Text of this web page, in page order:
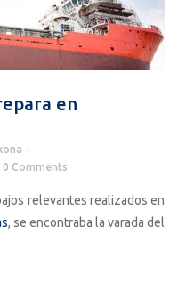
en
0 Comments
relevantes realizados en
, se encontraba la varada del